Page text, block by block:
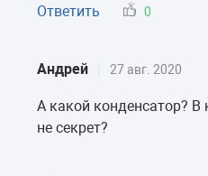
Ответить
0
Андрей 27 авг. 2020
А какой конденсатор? В
не секрет?